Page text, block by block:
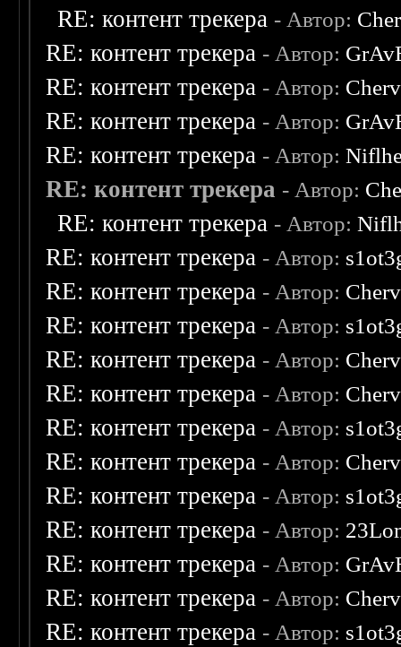
RE: контент трекера - Автор:
RE: контент трекера - Автор:
RE: контент трекера - Автор:
RE: контент трекера - Автор:
RE: контент трекера - Автор:
RE: контент трекера - Автор:
RE: контент трекера - Автор:
RE: контент трекера - Автор:
RE: контент трекера - Автор:
RE: контент трекера - Автор:
RE: контент трекера - Автор:
RE: контент трекера - Автор:
RE: контент трекера - Автор:
RE: контент трекера - Автор:
RE: контент трекера - Автор:
RE: контент трекера - Автор:
RE: контент трекера - Автор:
RE: контент трекера - Автор:
RE: контент трекера - Автор: